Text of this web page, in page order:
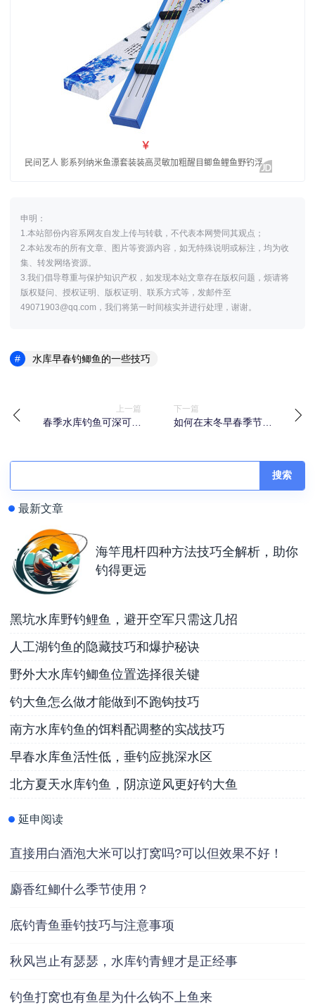
申明：
1.本站部份内容系网友自发上传与转载，不代表本网赞同其观点；
2.本站发布的所有文章、图片等资源内容，如无特殊说明或标注，均为收
集、转发网络资源。
3.我们倡导尊重与保护知识产权，如发现本站文章存在版权问题，烦请将
版权疑问、授权证明、版权证明、联系方式等，发邮件至
49071903@qq.com，我们将第一时间核实并进行处理，谢谢。
水库早春钓鲫鱼的一些技巧
上一篇
春季水库钓鱼可深可浅
下一篇
如何在末冬早春季节水
搜索
最新文章
海竿甩杆四种方法技巧全解析，助你
钓得更远
黑坑水库野钓鲤鱼，避开空军只需这几招
人工湖钓鱼的隐藏技巧和爆护秘诀
野外大水库钓鲫鱼位置选择很关键
钓大鱼怎么做才能做到不跑钩技巧
南方水库钓鱼的饵料配调整的实战技巧
早春水库鱼活性低，垂钓应挑深水区
北方夏天水库钓鱼，阴凉逆风更好钓大鱼
延申阅读
直接用白酒泡大米可以打窝吗?可以但效果不好！
麝香红鲫什么季节使用？
底钓青鱼垂钓技巧与注意事项
秋风岂止有瑟瑟，水库钓青鲤才是正经事
钓鱼打窝也有鱼星为什么钩不上鱼来